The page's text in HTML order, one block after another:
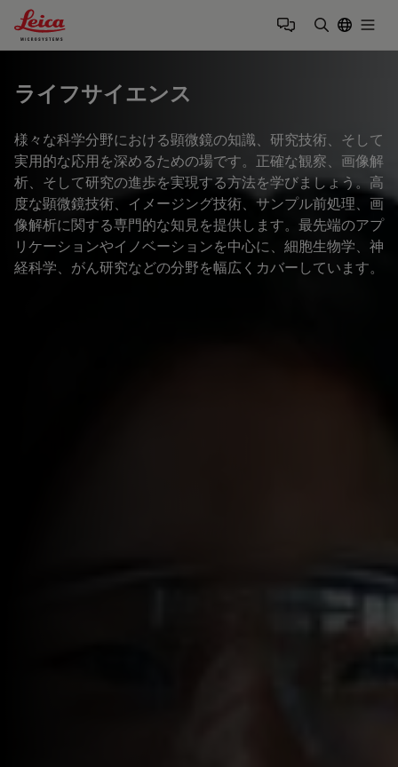
Leica Microsystems Logo
ライフサイエンス
様々な科学分野における顕微鏡の知識、研究技術、そして
実用的な応用を深めるための場です。正確な観察、画像解
析、そして研究の進歩を実現する方法を学びましょう。高
度な顕微鏡技術、イメージング技術、サンプル前処理、画
像解析に関する専門的な知見を提供します。最先端のアプ
リケーションやイノベーションを中心に、細胞生物学、神
経科学、がん研究などの分野を幅広くカバーしています。